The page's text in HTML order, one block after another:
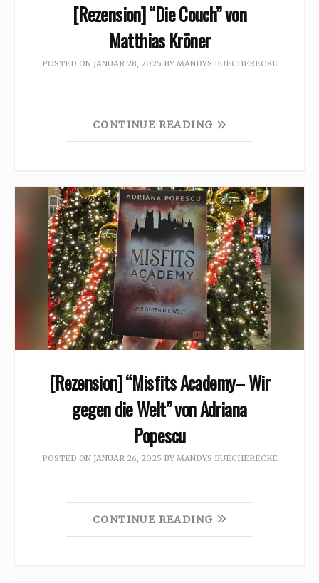
[Rezension] “Die Couch” von
Matthias Kröner
POSTED ON JANUAR 28, 2025 BY MANDYS BUECHERECKE
CONTINUE READING
[Rezension] “Misfits Academy– Wir
gegen die Welt” von Adriana
Popescu
POSTED ON JANUAR 26, 2025 BY MANDYS BUECHERECKE
CONTINUE READING